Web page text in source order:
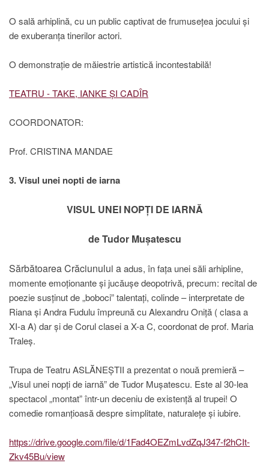
O sală arhiplină, cu un public captivat de frumusețea jocului și
de exuberanța tinerilor actori.
O demonstrație de măiestrie artistică incontestabilă!
TEATRU - TAKE, IANKE ȘI CADÎR
COORDONATOR:
Prof. CRISTINA MANDAE
3. Visul unei nopti de iarna
VISUL UNEI NOPȚI DE IARNĂ
de Tudor Mușatescu
Sărbătoarea Crăciunului aadus, în fața unei săli arhipline,
momente emoționante și jucăușe deopotrivă, precum: recital de
poezie susținut de „boboci” talentați, colinde – interpretate de
Riana și Andra Fudulu împreună cu Alexandru Oniță ( clasa a
XI-a A) dar și de Corul clasei a X-a C, coordonat de prof. Maria
Traleș.
Trupa de Teatru ASLĂNEȘTII a prezentat o nouă premieră –
„Visul unei nopți de iarnă” de Tudor Mușatescu. Este al 30-lea
spectacol „montat” într-un deceniu de existență al trupei! O
comedie romanțioasă despre simplitate, naturalețe și iubire.
https://drive.google.com/file/d/1Fad4OEZmLvdZqJ347-f2hCIt-
Zkv45Bu/view